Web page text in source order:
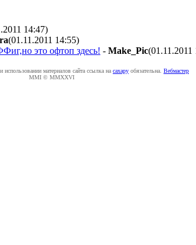
14:47)
(01.11.2011 14:55)
это офтоп здесь! - Make_Pic(01.11.2011
материалов сайта ссылка на caxapу обязательна. Вебмастер
MMI © MMXXVI